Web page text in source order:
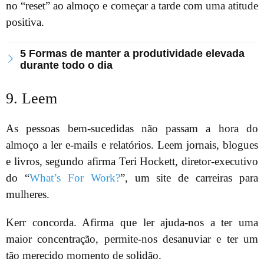
no “reset” ao almoço e começar a tarde com uma atitude
positiva.
5 Formas de manter a produtividade elevada
durante todo o dia
9. Leem
As pessoas bem-sucedidas não passam a hora do
almoço a ler e-mails e relatórios. Leem jornais, blogues
e livros, segundo afirma Teri Hockett, diretor-executivo
do “What’s For Work?”, um site de carreiras para
mulheres.
Kerr concorda. Afirma que ler ajuda-nos a ter uma
maior concentração, permite-nos desanuviar e ter um
tão merecido momento de solidão.